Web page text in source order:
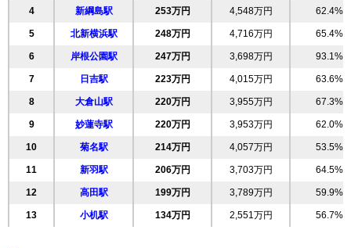
住所 神奈川県横浜市港北区鳥山町
交通 小机駅（11分）
1,660万円～1,860万円
(28.6万円/㎡~32.1万円/㎡)
マンションナビで
無料一括査定をする
神奈川県横浜市港北区鳥山町
22 師岡町 177万円 3,366万円 50.9%
23 鳥山町 166万円 2,650万円 73.8%
24 篠原町 154万円 2,839万円 65.3%
25 下田町 138万円 2,892万円 53.0%
26 小机町 137万円 2,611万円 55.6%
27 篠原北 123万円 1,103万円 80.6%
4 新綱島駅 253万円 4,548万円 62.4%
5 北新横浜駅 248万円 4,716万円 65.4%
6 岸根公園駅 247万円 3,698万円 93.1%
7 日吉駅 223万円 4,015万円 63.6%
8 大倉山駅 220万円 3,955万円 67.3%
9 妙蓮寺駅 220万円 3,953万円 62.0%
10 菊名駅 214万円 4,057万円 53.5%
11 新羽駅 206万円 3,703万円 64.5%
12 高田駅 199万円 3,789万円 59.9%
13 小机駅 134万円 2,551万円 56.7%